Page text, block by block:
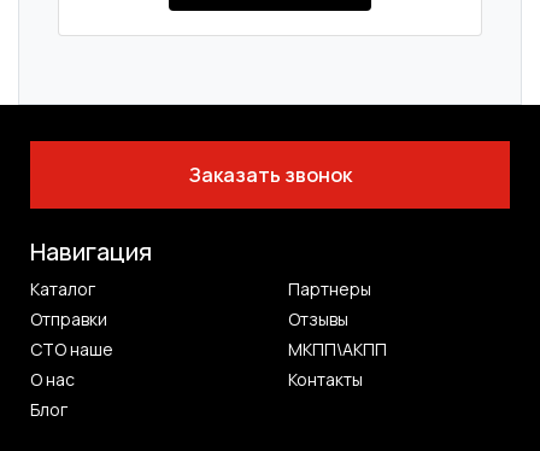
Заказать звонок
Навигация
Каталог
Партнеры
Отправки
Отзывы
СТО наше
МКПП\АКПП
О нас
Контакты
Блог